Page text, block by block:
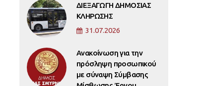
ΔΙΕΞΑΓΩΓΗ ΔΗΜΟΣΙΑΣ
ΚΛΗΡΩΣΗΣ
31.07.2026
Ανακοίνωση για την
πρόσληψη προσωπικού
με σύναψη Σύμβασης